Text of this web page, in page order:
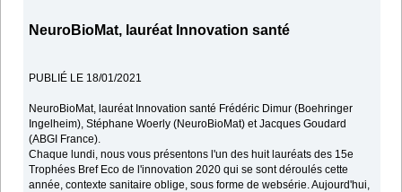
NeuroBioMat, lauréat Innovation santé
PUBLIÉ LE 18/01/2021
NeuroBioMat, lauréat Innovation santé Frédéric Dimur (Boehringer
Ingelheim), Stéphane Woerly (NeuroBioMat) et Jacques Goudard
(ABGI France).
Chaque lundi, nous vous présentons l'un des huit lauréats des 15e
Trophées Bref Eco de l'innovation 2020 qui se sont déroulés cette
année, contexte sanitaire oblige, sous forme de websérie. Aujourd'hui,